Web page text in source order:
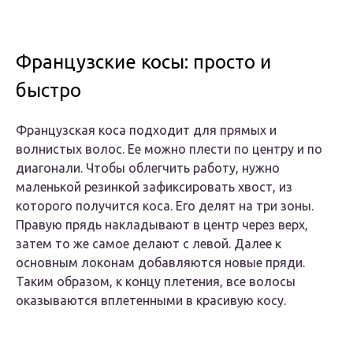
Французские косы: просто и
быстро
Французская коса подходит для прямых и
волнистых волос. Ее можно плести по центру и по
диагонали. Чтобы облегчить работу, нужно
маленькой резинкой зафиксировать хвост, из
которого получится коса. Его делят на три зоны.
Правую прядь накладывают в центр через верх,
затем то же самое делают с левой. Далее к
основным локонам добавляются новые пряди.
Таким образом, к концу плетения, все волосы
оказываются вплетенными в красивую косу.